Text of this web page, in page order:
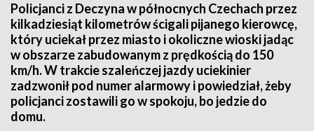
Policjanci z Deczyna w północnych Czechach przez
kilkadziesiąt kilometrów ścigali pijanego kierowcę,
który uciekał przez miasto i okoliczne wioski jadąc
w obszarze zabudowanym z prędkością do 150
km/h. W trakcie szaleńczej jazdy uciekinier
zadzwonił pod numer alarmowy i powiedział, żeby
policjanci zostawili go w spokoju, bo jedzie do
domu.